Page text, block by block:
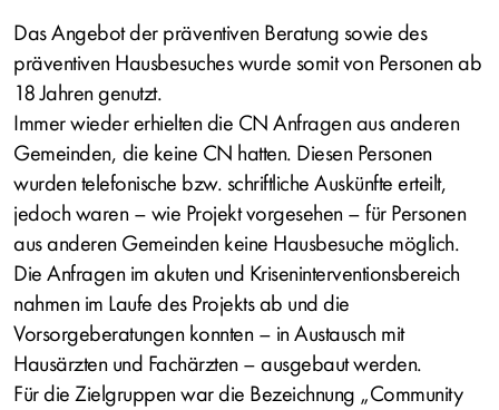
Das Angebot der präventiven Beratung sowie des
präventiven Hausbesuches wurde somit von Personen ab
18 Jahren genutzt.
Immer wieder erhielten die CN Anfragen aus anderen
Gemeinden, die keine CN hatten. Diesen Personen
wurden telefonische bzw. schriftliche Auskünfte erteilt,
jedoch waren – wie Projekt vorgesehen – für Personen
aus anderen Gemeinden keine Hausbesuche möglich.
Die Anfragen im akuten und Kriseninterventionsbereich
nahmen im Laufe des Projekts ab und die
Vorsorgeberatungen konnten – in Austausch mit
Hausärzten und Fachärzten – ausgebaut werden.
Für die Zielgruppen war die Bezeichnung „Community